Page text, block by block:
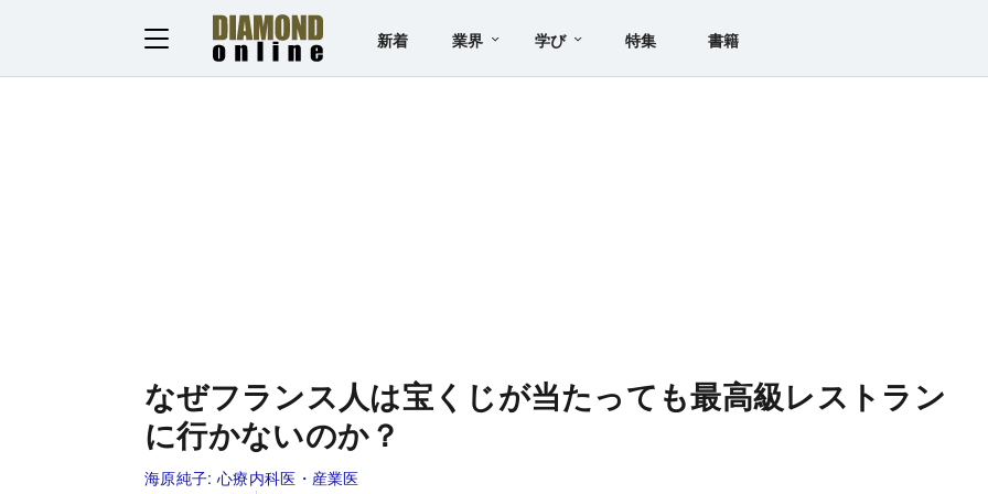
新着 業界 学び 特集 書籍
なぜフランス人は宝くじが当たっても最高級レストラン
に行かないのか？
海原純子: 心療内科医・産業医